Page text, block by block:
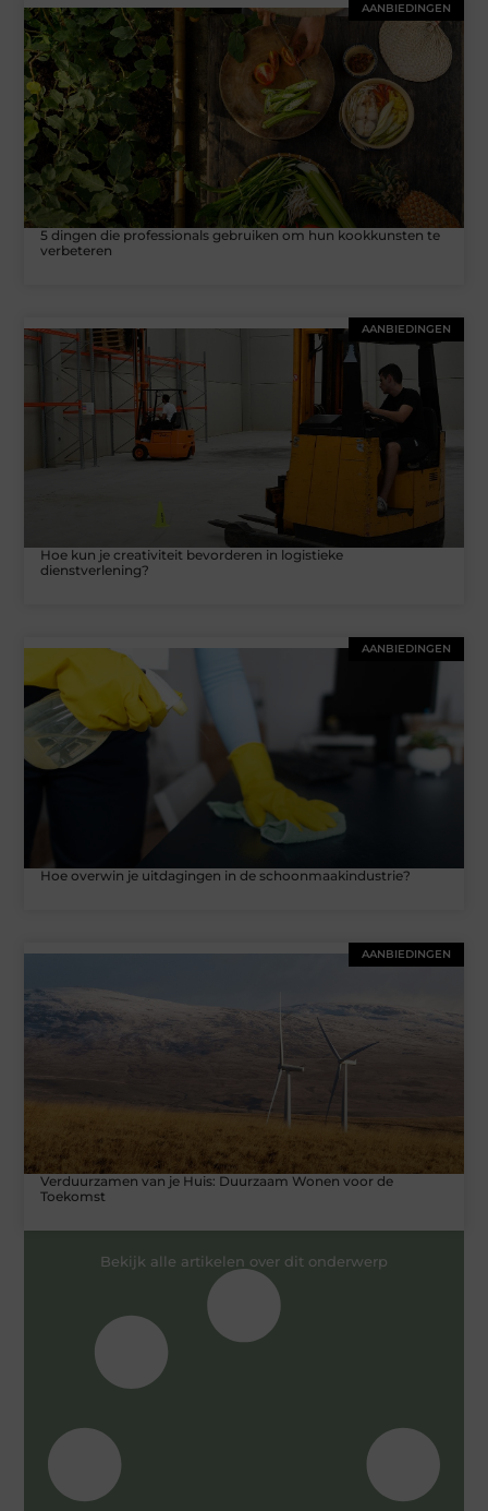
AANBIEDINGEN
5 dingen die professionals gebruiken om hun kookkunsten te
verbeteren
AANBIEDINGEN
Hoe kun je creativiteit bevorderen in logistieke
dienstverlening?
AANBIEDINGEN
Hoe overwin je uitdagingen in de schoonmaakindustrie?
AANBIEDINGEN
Verduurzamen van je Huis: Duurzaam Wonen voor de
Toekomst
Bekijk alle artikelen over dit onderwerp